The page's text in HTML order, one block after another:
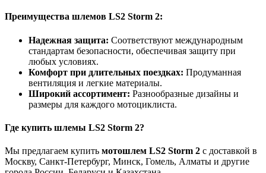
Преимущества шлемов LS2 Storm 2:
Надежная защита: Соответствуют международным
стандартам безопасности, обеспечивая защиту при
любых условиях.
Комфорт при длительных поездках: Продуманная
вентиляция и легкие материалы.
Широкий ассортимент: Разнообразные дизайны и
размеры для каждого мотоциклиста.
Где купить шлемы LS2 Storm 2?
Мы предлагаем купить мотошлем LS2 Storm 2 с доставкой в
Москву, Санкт-Петербург, Минск, Гомель, Алматы и другие